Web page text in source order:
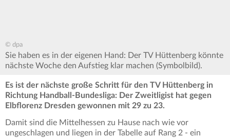
© dpa
Sie haben es in der eigenen Hand: Der TV Hüttenberg könnte
nächste Woche den Aufstieg klar machen (Symbolbild).
Es ist der nächste große Schritt für den TV Hüttenberg in
Richtung Handball-Bundesliga: Der Zweitligist hat gegen
Elbflorenz Dresden gewonnen mit 29 zu 23.
Damit sind die Mittelhessen zu Hause nach wie vor
ungeschlagen und liegen in der Tabelle auf Rang 2 - ein